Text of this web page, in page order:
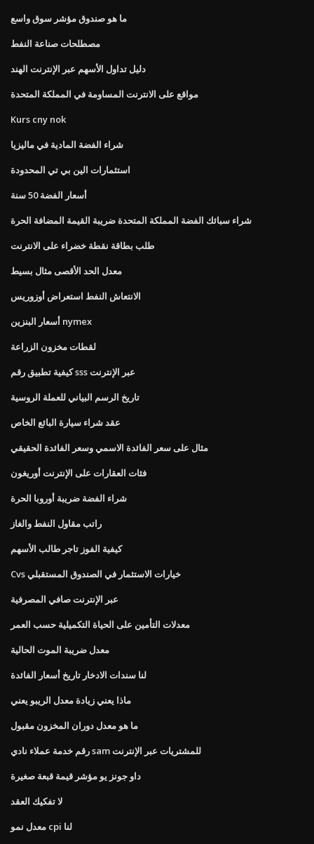
ما هو صندوق مؤشر سوق واسع
مصطلحات صناعة النفط
دليل تداول الأسهم عبر الإنترنت الهند
مواقع على الانترنت المساومة في المملكة المتحدة
Kurs cny nok
شراء الفضة المادية في ماليزيا
استثمارات الين بي تي المحدودة
أسعار الفضة 50 سنة
شراء سبائك الفضة المملكة المتحدة ضريبة القيمة المضافة الحرة
طلب بطاقة نقطة خضراء على الانترنت
معدل الحد الأقصى مثال بسيط
الانتعاش النفط استعراض أوزوريس
أسعار البنزين nymex
لقطات مخزون الزراعة
كيفية تطبيق رقم sss عبر الإنترنت
تاريخ الرسم البياني للعملة الروسية
عقد شراء سيارة البائع الخاص
مثال على سعر الفائدة الاسمي وسعر الفائدة الحقيقي
فئات العقارات على الإنترنت أوريغون
شراء الفضة ضريبة أوروبا الحرة
راتب مقاول النفط والغاز
كيفية الفوز تاجر طالب الأسهم
Cvs خيارات الاستثمار في الصندوق المستقبلي
عبر الإنترنت صافي المصرفية
معدلات التأمين على الحياة التكميلية حسب العمر
معدل ضريبة الموت الحالية
لنا سندات الادخار تاريخ أسعار الفائدة
ماذا يعني زيادة معدل الريبو يعني
ما هو معدل دوران المخزون مقبول
رقم خدمة عملاء نادي sam للمشتريات عبر الإنترنت
داو جونز يو مؤشر قيمة قبعة صغيرة
لا تفكيك العقد
معدل نمو cpi لنا